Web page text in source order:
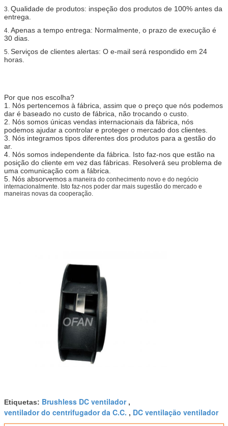
3. Qualidade de produtos: inspeção dos produtos de 100% antes da
entrega.
4. Apenas a tempo entrega: Normalmente, o prazo de execução é
30 dias.
5. Serviços de clientes alertas: O e-mail será respondido em 24
horas.
Por que nos escolha?
1. Nós pertencemos à fábrica, assim que o preço que nós podemos
dar é baseado no custo de fábrica, não trocando o custo.
2. Nós somos únicas vendas internacionais da fábrica, nós
podemos ajudar a controlar e proteger o mercado dos clientes.
3. Nós integramos tipos diferentes dos produtos para a gestão do
ar.
4. Nós somos independente da fábrica. Isto faz-nos que estão na
posição do cliente em vez das fábricas. Resolverá seu problema de
uma comunicação com a fábrica.
5. Nós absorvemos a maneira do conhecimento novo e do negócio
internacionalmente. Isto faz-nos poder dar mais sugestão do mercado e
maneiras novas da cooperação.
Etiquetas: Brushless DC ventilador,
ventilador do centrifugador da C.C. , DC ventilação ventilador